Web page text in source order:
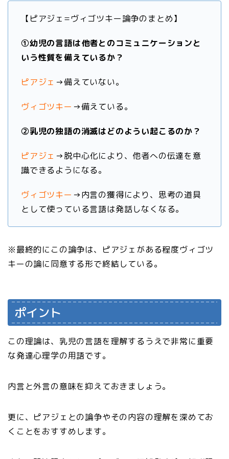
【ピアジェ=ヴィゴツキー論争のまとめ】
①幼児の言語は他者とのコミュニケーションと
いう性質を備えているか？
ピアジェ →備えていない。
ヴィゴツキー →備えている。
②乳児の独語の消滅はどのようい起こるのか？
ピアジェ →脱中心化により、他者への伝達を意
識できるようになる。
ヴィゴツキー →内言の獲得により、思考の道具
として使っている言語は発話しなくなる。
※最終的にこの論争は、ピアジェがある程度ヴィゴツ
キーの論に同意する形で終結している。
ポイント
この理論は、乳児の言語を理解するうえで非常に重要
な発達心理学の用語です。
内言と外言の意味を抑えておきましょう。
更に、ピアジェとの論争やその内容の理解を深めてお
くことをおすすめします。